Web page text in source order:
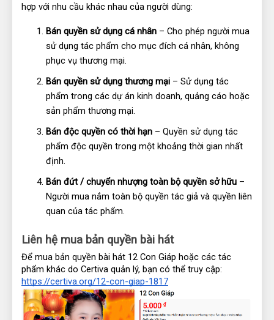
hợp với nhu cầu khác nhau của người dùng:
Bán quyền sử dụng cá nhân – Cho phép người mua
sử dụng tác phẩm cho mục đích cá nhân, không
phục vụ thương mại.
Bán quyền sử dụng thương mại – Sử dụng tác
phẩm trong các dự án kinh doanh, quảng cáo hoặc
sản phẩm thương mại.
Bán độc quyền có thời hạn – Quyền sử dụng tác
phẩm độc quyền trong một khoảng thời gian nhất
định.
Bán đứt / chuyển nhượng toàn bộ quyền sở hữu –
Người mua nắm toàn bộ quyền tác giả và quyền liên
quan của tác phẩm.
Liên hệ mua bản quyền bài hát
Để mua bản quyền bài hát 12 Con Giáp hoặc các tác
https://certiva.org/12-con-giap-1817